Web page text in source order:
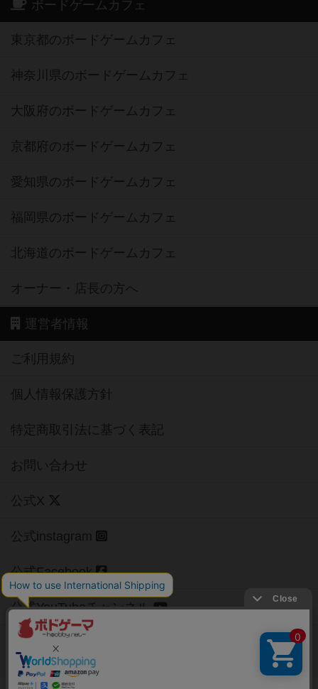
ボードゲームカフェ
東京都のボードゲームカフェ
神奈川県のボードゲームカフェ
大阪府のボードゲームカフェ
京都府のボードゲームカフェ
愛知県のボードゲームカフェ
福岡県のボードゲームカフェ
北海道のボードゲームカフェ
オーナー・店長の方へ
運営者情報
ご利用規約
個人情報保護方針
特定商取引法に基づく表記
お問い合わせ
公式X
公式instagram
公式Facebook
公式YouTubeチャンネル